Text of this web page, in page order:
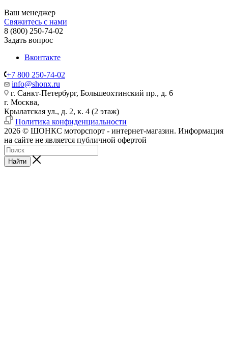
Ваш менеджер
Свяжитесь с нами
8 (800) 250-74-02
Задать вопрос
Вконтакте
+7 800 250-74-02
info@shonx.ru
г. Санкт-Петербург, Большеохтинский пр., д. 6
г. Москва,
Крылатская ул., д. 2, к. 4 (2 этаж)
Политика конфиденциальности
2026 © ШОНКС моторспорт - интернет-магазин. Информация
на сайте не является публичной офертой
Найти